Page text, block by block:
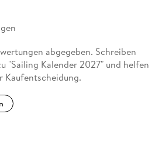
abgegeben. Schreiben
"Sailing Kalender 2027" und helfen
Kaufentscheidung.